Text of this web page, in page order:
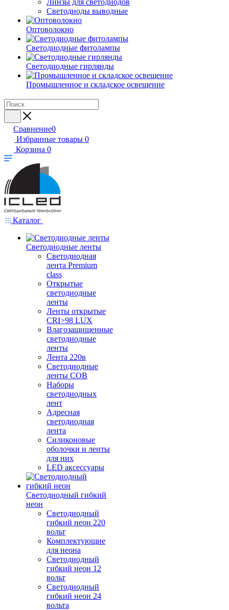
Линзы для светодиодов
Светодиоды выводные
Оптоволокно
Светодиодные фитолампы
Светодиодные гирлянды
Промышленное и складское освещение
Сравнение0
Избранные товары 0
Корзина 0
Каталог
Светодиодные ленты
Светодиодная
лента Premium
class
Открытые
светодиодные
ленты
Ленты открытые
CRI>98 LUX
Влагозащищенные
светодиодные
ленты
Лента 220в
Светодиодные
ленты COB
Наборы
светодиодных
лент
Адресная
светодиодная
лента
Силиконовые
оболочки и ленты
для них
LED аксессуары
Светодиодный гибкий
неон
Светодиодный
гибкий неон 220
вольт
Комплектующие
для неона
Светодиодный
гибкий неон 12
вольт
Светодиодный
гибкий неон 24
вольта